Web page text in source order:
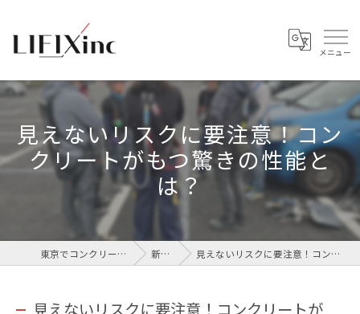
見えないリスクに要注意！コン
クリートがもつ驚きの性能と
は？
東京でコンクリートなら株式会社LIFIX 新着情報 見えないリスクに要注意！コンクリートがもつ驚きの性能とは？
見えないリスクに要注意！コンクリートが